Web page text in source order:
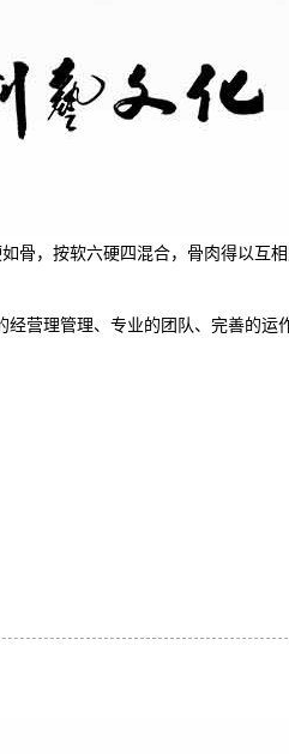
骨，按软六硬四混合，骨肉得以互
营理管理、专业的团队、完善的